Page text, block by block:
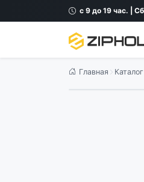
с 9 до 19 час. |
Главная Каталог